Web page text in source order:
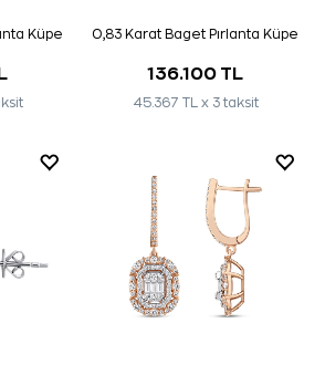
Küpe 0,83 Karat Baget Pırlanta Küpe
136.100 TL
45.367 TL x 3 taksit